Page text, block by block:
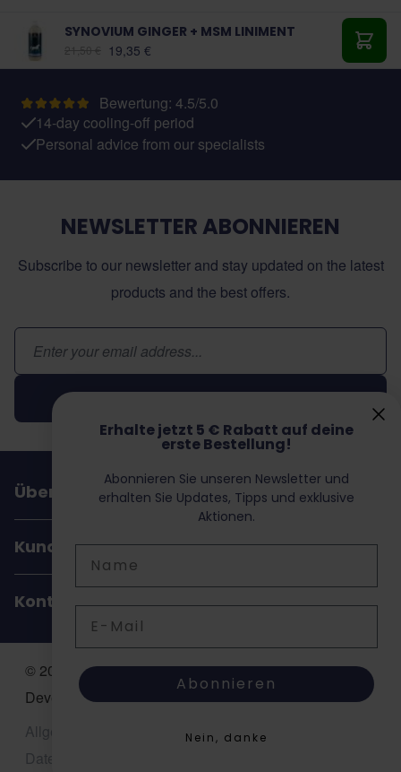
SYNOVIUM GINGER + MSM LINIMENT
Ab:
19,35 € In
Bewertung: 4.5/5.0
14-day cooling-off period
Personal advice from our specialists
NEWSLETTER ABONNIEREN
Subscribe to our newsletter and stay updated on the latest
products and the best offers.
E-Mail-Adresse
Abonnieren
Über Dochorse
Kundenservice
Kontakt
© 2026 Dochorse. All Rights Reserved. Design &
Development by -Accent Interactive
Allgemeine Geschäftsbedingungen (AGB)
Datenschutzerklärung
Erhalte jetzt 5 € Rabatt auf deine
erste Bestellung!
Abonnieren Sie unseren Newsletter und
erhalten Sie Updates, Tipps und exklusive
Aktionen.
Abonnieren
Nein, danke